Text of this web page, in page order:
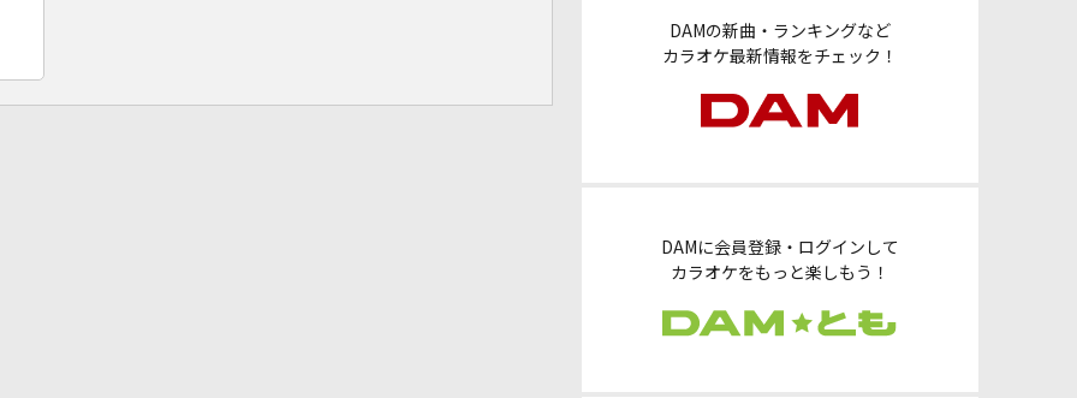
DAMの新曲・ランキングなど
カラオケ最新情報をチェック！
DAMに会員登録・ログインして
カラオケをもっと楽しもう！